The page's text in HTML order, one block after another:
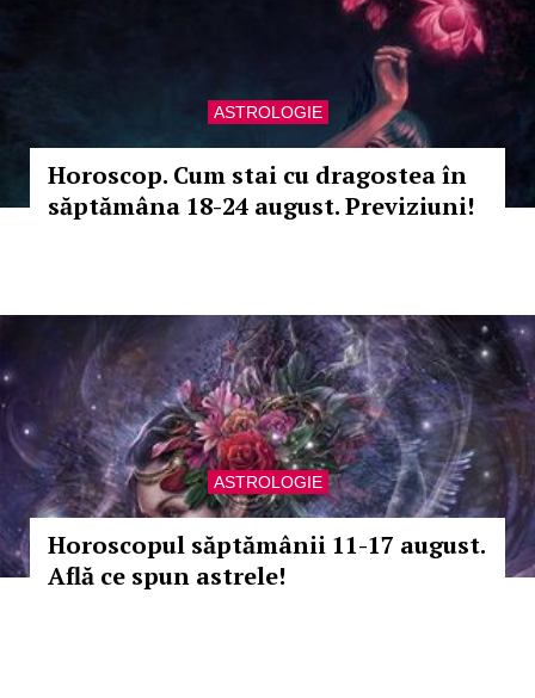
ASTROLOGIE
Horoscop. Cum stai cu dragostea în
săptămâna 18-24 august. Previziuni!
ASTROLOGIE
Horoscopul săptămânii 11-17 august.
Află ce spun astrele!